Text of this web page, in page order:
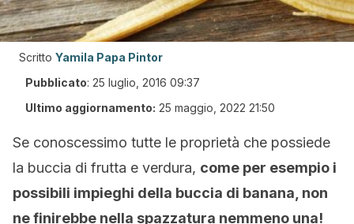
Scritto Yamila Papa Pintor
Pubblicato: 25 luglio, 2016 09:37
Ultimo aggiornamento: 25 maggio, 2022 21:50
Se conoscessimo tutte le proprietà che possiede
la buccia di frutta e verdura, come per esempio i
possibili impieghi della buccia di banana, non
ne finirebbe nella spazzatura nemmeno una!